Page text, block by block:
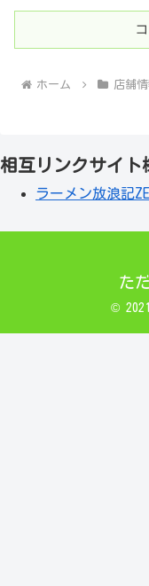
ホーム 店舗
相互リンクサイト
ラーメン放浪記
た
©